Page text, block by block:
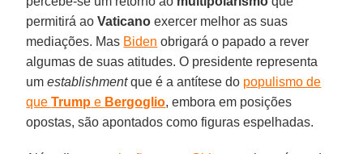
permitirá aoVaticano exercer melhor as suas
mediações. Mas Biden obrigará o papado a rever
algumas de suas atitudes. O presidente representa
umestablishmentque é a antítese do populismo de
queTrump e Bergoglio, embora em posições
opostas, são apontados como figuras espelhadas.